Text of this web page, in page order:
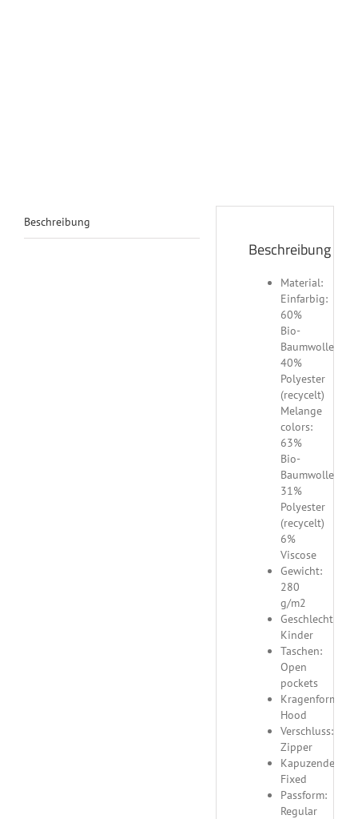
Beschreibung
Beschreibung
Material:
Einfarbig:
60%
Bio-
Baumwolle
40%
Polyester
(recycelt)
Melange
colors:
63%
Bio-
Baumwolle
31%
Polyester
(recycelt)
6%
Viscose
Gewicht:
280
g/m2
Geschlecht:
Kinder
Taschen:
Open
pockets
Kragenform:
Hood
Verschluss:
Zipper
Kapuzendetails:
Fixed
Passform:
Regular